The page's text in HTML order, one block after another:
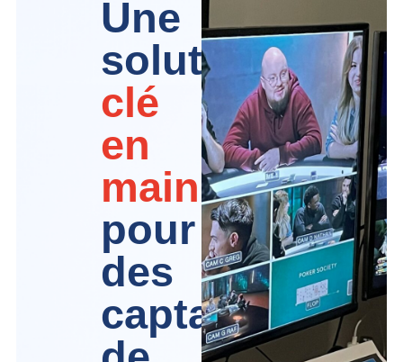
Une
solution
clé
en
main
pour
des
captations